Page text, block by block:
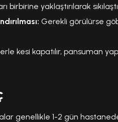
birbirine yaklaştırılarak
Gerekli görülürse
kesi kapatılır, pansuman
genellikle 1-2 gün